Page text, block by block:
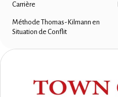
Carrière
Méthode Thomas-Kilmann en
Situation de Conflit